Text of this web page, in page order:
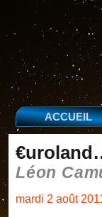
ACCUEIL
Léon
mardi 2 août